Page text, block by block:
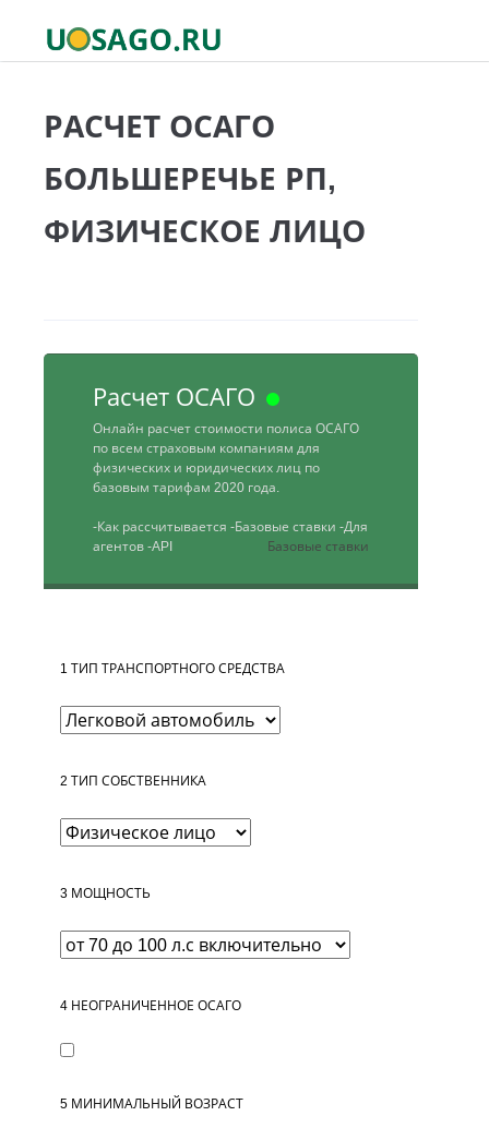
РАСЧЕТ ОСАГО
БОЛЬШЕРЕЧЬЕ РП,
ФИЗИЧЕСКОЕ ЛИЦО
Расчет ОСАГО
Онлайн расчет стоимости полиса ОСАГО
по всем страховым компаниям для
физических и юридических лиц по
базовым тарифам 2020 года.
-Как рассчитывается -Базовые ставки -Для
агентов-API Базовые ставки
1 ТИП ТРАНСПОРТНОГО СРЕДСТВА
2 ТИП СОБСТВЕННИКА
3 МОЩНОСТЬ
4 НЕОГРАНИЧЕННОЕ ОСАГО
5 МИНИМАЛЬНЫЙ ВОЗРАСТ